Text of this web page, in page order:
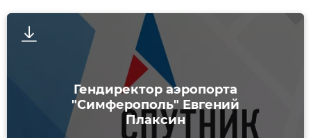
Гендиректор аэропорта
"Симферополь" Евгений
Плаксин